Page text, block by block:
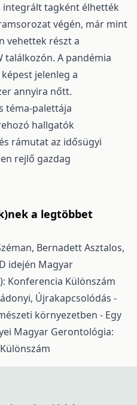
integrált tagként élhették
végén, már mint
vehettek részt a
találkozón. A pandémia
jelenleg a
annyira nőtt.
téma-palettája
hallgatók
rámutat az idősügyi
rejlő gazdag
a legtöbbet
Bernadett Asztalos,
idején Magyar
Konferencia Különszám
Újrakapcsolódás -
környezetben - Egy
Magyar Gerontológia: